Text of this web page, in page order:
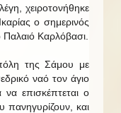
χειροτονήθηκε
ο σημερινός
Καρλόβασι.
της Σάμου με
ναό τον άγιο
να επισκέπτεται ο
πανηγυρίζουν, και